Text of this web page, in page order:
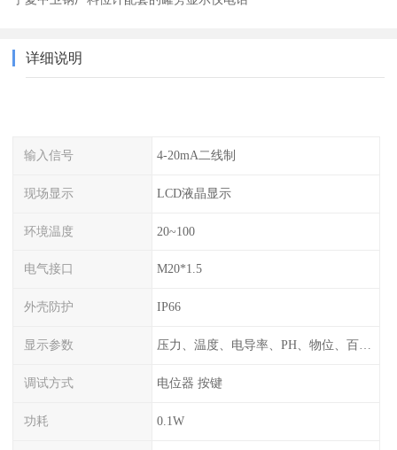
详细说明
输入信号 4-20mA二线制
现场显示 LCD液晶显示
环境温度 20~100
电气接口 M20*1.5
外壳防护 IP66
显示参数 压力、温度、电导率、PH、物位、百分比率
调试方式 电位器 按键
功耗 0.1W